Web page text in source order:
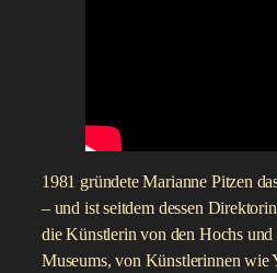
1981 gründete Marianne Pitzen
– und ist seitdem dessen
die Künstlerin von den Hochs und
Museums, von Künstlerinnen wie